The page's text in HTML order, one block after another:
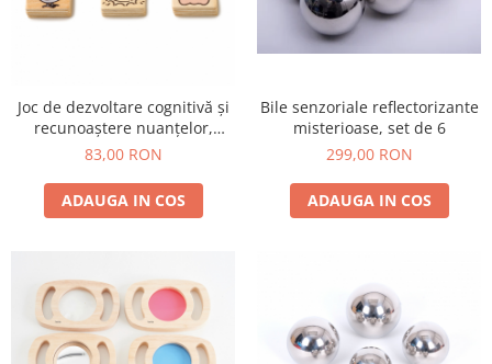
Joc de dezvoltare cognitivă și
recunoaștere nuanțelor,
Închis-Deschis
83,00 RON
ADAUGA IN COS
Bile senzoriale reflectorizante
misterioase, set de 6
299,00 RON
ADAUGA IN COS